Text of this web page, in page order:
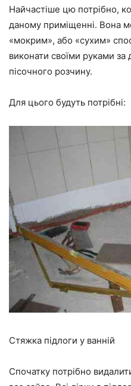
Найчастіше цю потрібно,
даному приміщенні. Вона
«мокрим», або «сухим»
виконати своїми руками
пісочного розчину.
Для цього будуть потрібні:
Стяжка підлоги у ванній
Спочатку потрібно